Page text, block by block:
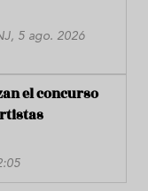
5 ago. 2026
el concurso